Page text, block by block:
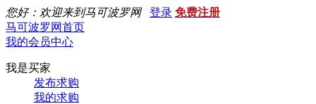
您好：欢迎来到马可波罗网 登录 免费注册
马可波罗网首页
我的会员中心
我是买家
发布求购
我的求购